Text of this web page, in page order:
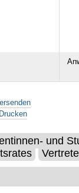
Drucken
und